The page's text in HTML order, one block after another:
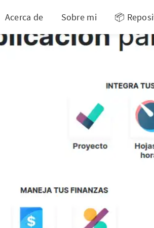
Acerca de Sobre mi 📦